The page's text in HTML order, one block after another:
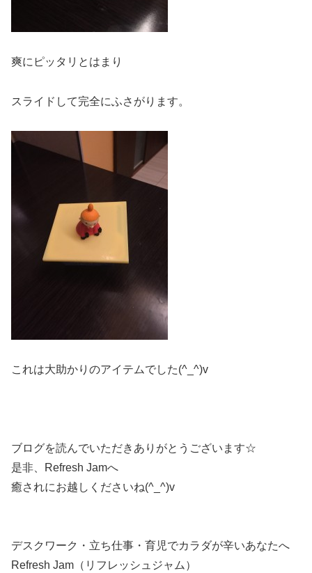
爽にピッタリとはまり
スライドして完全にふさがります。
これは大助かりのアイテムでした(^_^)v
ブログを読んでいただきありがとうございます☆
是非、Refresh Jamへ
癒されにお越しくださいね(^_^)v
デスクワーク・立ち仕事・育児でカラダが辛いあなたへ
Refresh Jam（リフレッシュジャム）